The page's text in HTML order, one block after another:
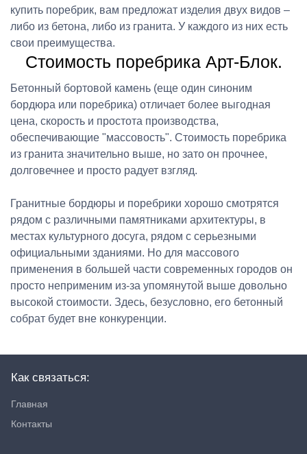
купить поребрик, вам предложат изделия двух видов –
либо из бетона, либо из гранита. У каждого из них есть
свои преимущества.
Стоимость поребрика Арт-Блок.
Бетонный бортовой камень (еще один синоним
бордюра или поребрика) отличает более выгодная
цена, скорость и простота производства,
обеспечивающие "массовость". Стоимость поребрика
из гранита значительно выше, но зато он прочнее,
долговечнее и просто радует взгляд.
Гранитные бордюры и поребрики хорошо смотрятся
рядом с различными памятниками архитектуры, в
местах культурного досуга, рядом с серьезными
официальными зданиями. Но для массового
применения в большей части современных городов он
просто неприменим из-за упомянутой выше довольно
высокой стоимости. Здесь, безусловно, его бетонный
собрат будет вне конкуренции.
Как связаться:
Главная
Контакты